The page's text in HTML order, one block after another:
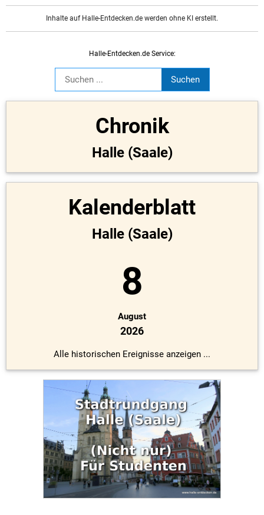
Inhalte auf Halle-Entdecken.de werden ohne KI erstellt.
Halle-Entdecken.de Service:
Chronik
Halle (Saale)
Kalenderblatt
Halle (Saale)
8
August
2026
Alle historischen Ereignisse anzeigen ...